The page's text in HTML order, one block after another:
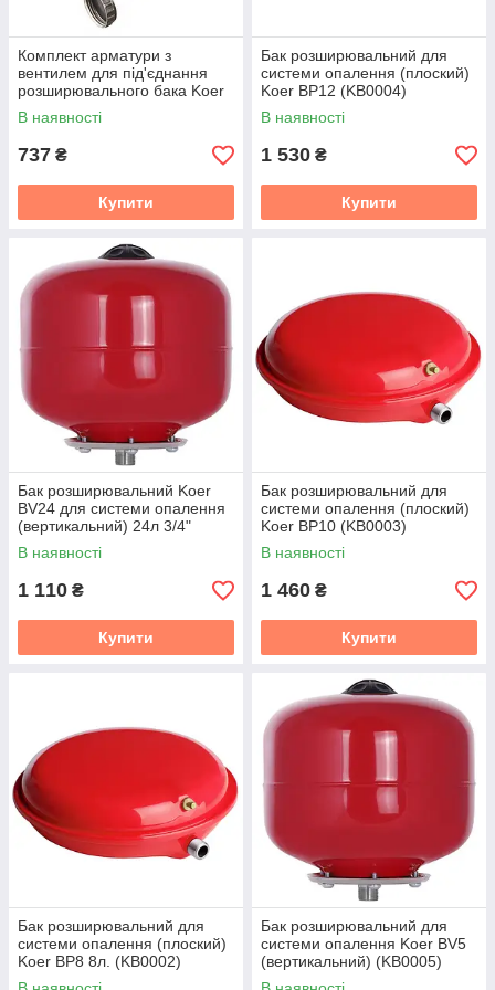
Комплект арматури з
вентилем для під'єднання
розширювального бака Koer
KR.1045 — 1" (KR3113)
В наявності
737 ₴
Купити
Бак розширювальний для
системи опалення (плоский)
Koer BP12 (KB0004)
В наявності
1 530 ₴
Купити
Бак розширювальний Koer
BV24 для системи опалення
(вертикальний) 24л 3/4"
EPDM (KB0015)
В наявності
1 110 ₴
Купити
Бак розширювальний для
системи опалення (плоский)
Koer BP10 (KB0003)
В наявності
1 460 ₴
Купити
Бак розширювальний для
системи опалення (плоский)
Koer BP8 8л. (KB0002)
Бак розширювальний для
системи опалення Koer BV5
(вертикальний) (KB0005)